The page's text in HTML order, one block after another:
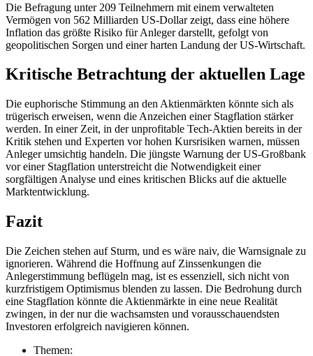
Die Befragung unter 209 Teilnehmern mit einem verwalteten
Vermögen von 562 Milliarden US-Dollar zeigt, dass eine höhere
Inflation das größte Risiko für Anleger darstellt, gefolgt von
geopolitischen Sorgen und einer harten Landung der US-Wirtschaft.
Kritische Betrachtung der aktuellen Lage
Die euphorische Stimmung an den Aktienmärkten könnte sich als
trügerisch erweisen, wenn die Anzeichen einer Stagflation stärker
werden. In einer Zeit, in der unprofitable Tech-Aktien bereits in der
Kritik stehen und Experten vor hohen Kursrisiken warnen, müssen
Anleger umsichtig handeln. Die jüngste Warnung der US-Großbank
vor einer Stagflation unterstreicht die Notwendigkeit einer
sorgfältigen Analyse und eines kritischen Blicks auf die aktuelle
Marktentwicklung.
Fazit
Die Zeichen stehen auf Sturm, und es wäre naiv, die Warnsignale zu
ignorieren. Während die Hoffnung auf Zinssenkungen die
Anlegerstimmung beflügeln mag, ist es essenziell, sich nicht von
kurzfristigem Optimismus blenden zu lassen. Die Bedrohung durch
eine Stagflation könnte die Aktienmärkte in eine neue Realität
zwingen, in der nur die wachsamsten und vorausschauendsten
Investoren erfolgreich navigieren können.
Themen: